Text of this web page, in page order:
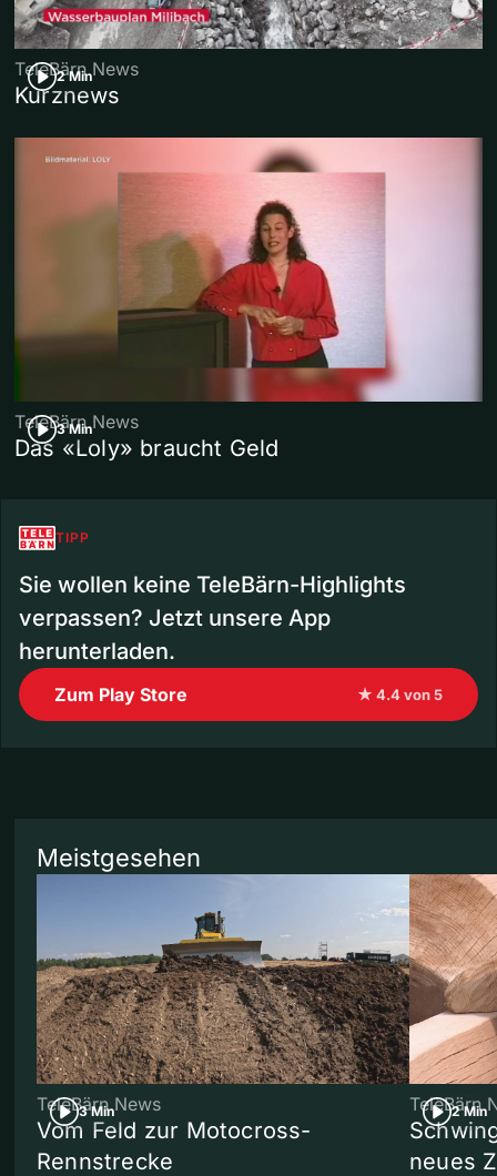
2 Min
TeleBärn News
Kurznews
3 Min
TeleBärn News
Das «Loly» braucht Geld
TIPP
Sie wollen keine TeleBärn-Highlights
verpassen? Jetzt unsere App
herunterladen.
Zum Play Store ★ 4.4 von 5
Meistgesehen
3 Min
TeleBärn News
Vom Feld zur Motocross-
Rennstrecke
2 Min
TeleBärn
neues